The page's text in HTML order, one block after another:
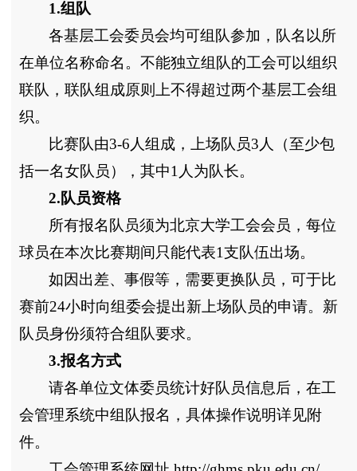
1.组队
各基层工会委员会均可组队参加，队名以所
在单位名称命名。不能独立组队的工会可以组织
联队，联队组成原则上不得超过两个基层工会组
织。
比赛队由3-6人组成，上场队员3人（至少包
括一名女队员），其中1人为队长。
2.队员资格
所有报名队员须为北京大学工会会员，每位
球员在本次比赛期间只能代表1支队伍出场。
如因出差、事假等，需要更换队员，可于比
赛前24小时向组委会提出新上场队员的申请。新
队员身份须符合组队要求。
3.报名方式
请各单位文体委员统计好队员信息后，在工
会管理系统中组队报名，具体操作说明详见附
件。